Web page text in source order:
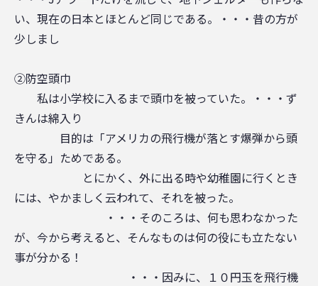
い、現在の日本とほとんど同じである。・・・昔の方が
少しまし
②防空頭巾
私は小学校に入るまで頭巾を被っていた。・・・ず
きんは綿入り
目的は「アメリカの飛行機が落とす爆弾から頭
を守る」ためである。
とにかく、外に出る時や幼稚園に行くとき
には、やかましく云われて、それを被った。
・・・そのころは、何も思わなかった
が、今から考えると、そんなものは何の役にも立たない
事が分かる！
・・・因みに、１０円玉を飛行機